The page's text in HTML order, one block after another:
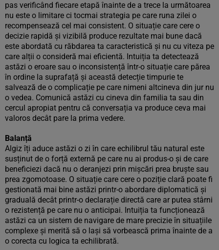
pas verificând fiecare etapă înainte de a trece la următoarea
nu este o limitare ci tocmai strategia pe care runa zilei o
recompensează cel mai consistent. O situație care cere o
decizie rapidă și vizibilă produce rezultate mai bune dacă
este abordată cu răbdarea ta caracteristică și nu cu viteza pe
care alții o consideră mai eficientă. Intuiția ta detectează
astăzi o eroare sau o inconsistență într-o situație care părea
în ordine la suprafață și această detecție timpurie te
salvează de o complicație pe care nimeni altcineva din jur nu
o vedea. Comunică astăzi cu cineva din familia ta sau din
cercul apropiat pentru că conversația va produce ceva mai
valoros decât pare la prima vedere.
Balanță
Algiz îți aduce astăzi o zi în care echilibrul tău natural este
susținut de o forță externă pe care nu ai produs-o și de care
beneficiezi dacă nu o deranjezi prin mișcări prea bruște sau
prea zgomotoase. O situație care cere o poziție clară poate fi
gestionată mai bine astăzi printr-o abordare diplomatică și
graduală decât printr-o declarație directă care ar putea stârni
o rezistență pe care nu o anticipai. Intuiția ta funcționează
astăzi ca un sistem de navigare de mare precizie în situațiile
complexe și merită să o lași să vorbească prima înainte de a
o corecta cu logica ta echilibrată.